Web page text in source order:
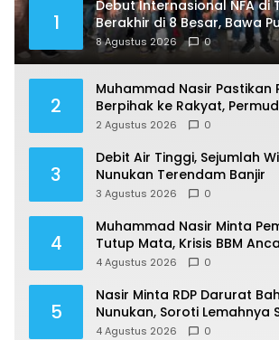
1
Debut Internasional NFA di
Berakhir di 8 Besar, Bawa
Pengalaman Berharga
8 Agustus 2026 0
2
Muhammad Nasir Pastikan
Berpihak ke Rakyat,
hingga Perluas Pasar
2 Agustus 2026 0
3
Debit Air Tinggi, Sejumlah
Nunukan Terendam Banjir
3 Agustus 2026 0
4
Muhammad Nasir Minta
Tutup Mata, Krisis BBM
Masyarakat Nunukan
4 Agustus 2026 0
5
Nasir Minta RDP Darurat
Nunukan, Soroti Lemahnya
Distribusi
4 Agustus 2026 0